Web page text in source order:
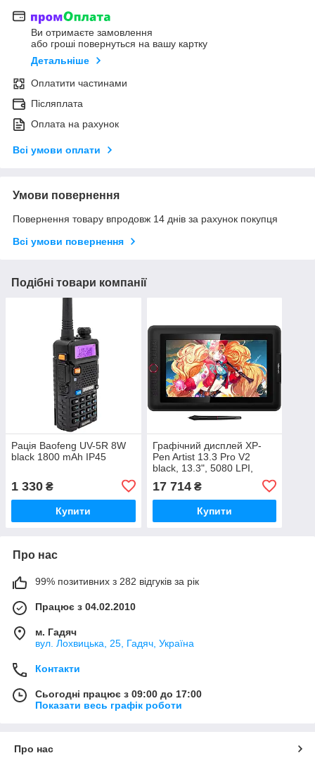
Ви отримаєте замовлення
або гроші повернуться на вашу картку
Детальніше
Оплатити частинами
Післяплата
Оплата на рахунок
Всі умови оплати
Умови повернення
Повернення товару впродовж 14 днів за рахунок покупця
Всі умови повернення
Подібні товари компанії
Рація Baofeng UV-5R 8W
black 1800 mAh IP45
1 330 ₴
Купити
Графічний дисплей XP-
Pen Artist 13.3 Pro V2
black, 13.3", 5080 LPI,
16384 levels, 1920x1080
для графічного дизайна
17 714₴
Купити
Про нас
99% позитивних з 282 відгуків за рік
Працює з 04.02.2010
м. Гадяч
вул. Лохвицька, 25, Гадяч, Україна
Контакти
Сьогодні працює з 09:00 до 17:00
Показати весь графік роботи
Про нас